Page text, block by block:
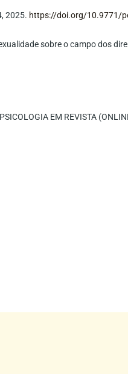
2025. https://doi.org/10.9771/
sobre o campo dos
EM REVISTA